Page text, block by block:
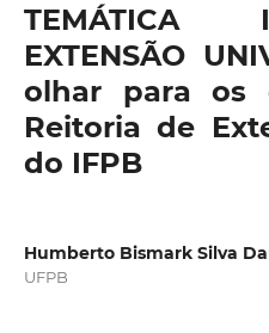
TEMÁTICA
EXTENSÃO
olhar para os
Reitoria de
do IFPB
Humberto Bismark Silva
UFPB